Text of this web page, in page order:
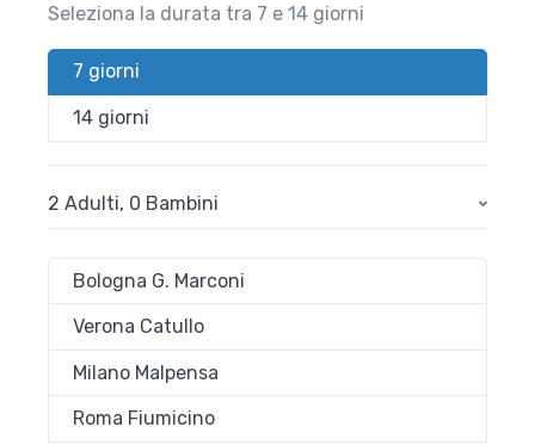
Seleziona la durata tra 7 e 14 giorni
7 giorni
14 giorni
2 Adulti, 0 Bambini
Bologna G. Marconi
Verona Catullo
Milano Malpensa
Roma Fiumicino